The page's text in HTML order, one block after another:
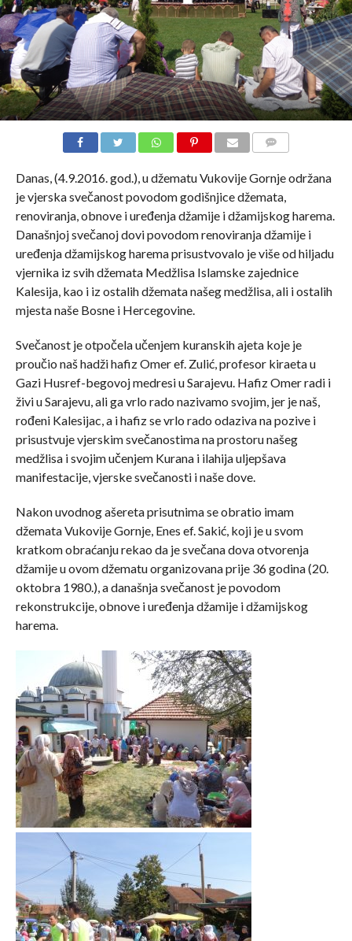
Danas, (4.9.2016. god.), u džematu Vukovije Gornje održana
je vjerska svečanost povodom godišnjice džemata,
renoviranja, obnove i uređenja džamije i džamijskog harema.
Današnjoj svečanoj dovi povodom renoviranja džamije i
uređenja džamijskog harema prisustvovalo je više od hiljadu
vjernika iz svih džemata Medžlisa Islamske zajednice
Kalesija, kao i iz ostalih džemata našeg medžlisa, ali i ostalih
mjesta naše Bosne i Hercegovine.
Svečanost je otpočela učenjem kuranskih ajeta koje je
proučio naš hadži hafiz Omer ef. Zulić, profesor kiraeta u
Gazi Husref-begovoj medresi u Sarajevu. Hafiz Omer radi i
živi u Sarajevu, ali ga vrlo rado nazivamo svojim, jer je naš,
rođeni Kalesijac, a i hafiz se vrlo rado odaziva na pozive i
prisustvuje vjerskim svečanostima na prostoru našeg
medžlisa i svojim učenjem Kurana i ilahija uljepšava
manifestacije, vjerske svečanosti i naše dove.
Nakon uvodnog ašereta prisutnima se obratio imam
džemata Vukovije Gornje, Enes ef. Sakić, koji je u svom
kratkom obraćanju rekao da je svečana dova otvorenja
džamije u ovom džematu organizovana prije 36 godina (20.
oktobra 1980.), a današnja svečanost je povodom
rekonstrukcije, obnove i uređenja džamije i džamijskog
harema.